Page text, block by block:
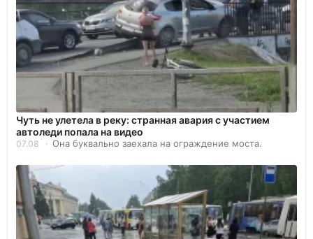
Чуть не улетела в реку: странная авария с участием
автоледи попала на видео
07.08 Она буквально заехала на ограждение моста.